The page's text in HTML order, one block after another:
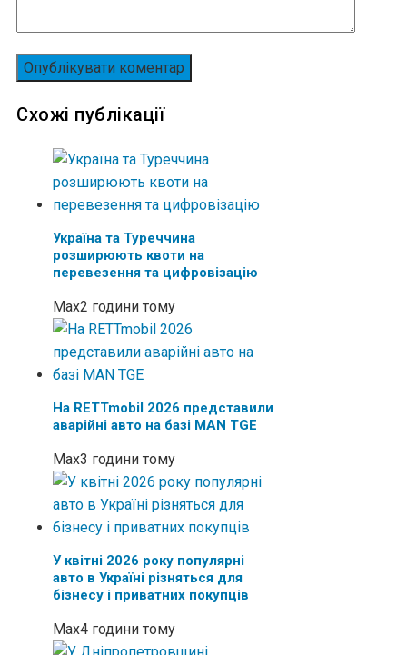
Схожі публікації
Україна та Туреччина
розширюють квоти на
перевезення та цифровізацію
Max2 години тому
На RETTmobil 2026 представили
аварійні авто на базі MAN TGE
Max3 години тому
У квітні 2026 року популярні
авто в Україні різняться для
бізнесу і приватних покупців
Max4 години тому